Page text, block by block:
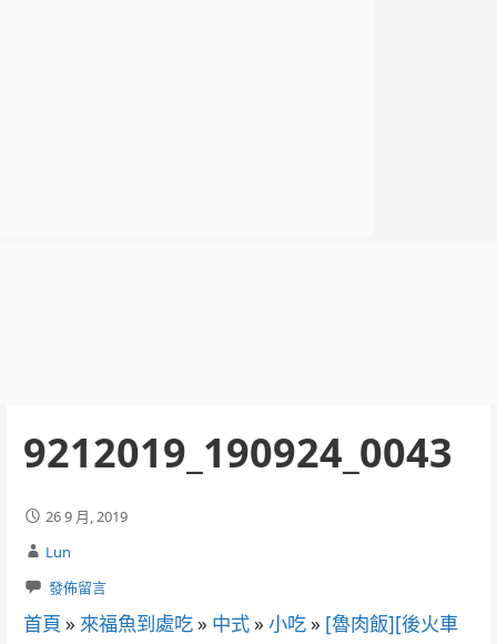
9212019_190924_0043
26 9 月, 2019
Lun
發佈留言
首頁 » 來福魚到處吃» 中式» 小吃» [魯肉飯][後火車